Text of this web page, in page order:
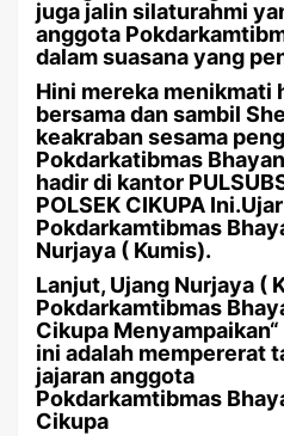
juga jalin silaturahmi
anggota
dalam suasana yang
Hini mereka menikmati
bersama dan sambil
keakraban sesama
Pokdarkatibmas
hadir di kantor
POLSEK CIKUPA
Pokdarkamtibmas
Nurjaya ( Kumis).
Lanjut, Ujang Nurjaya (
Pokdarkamtibmas
Cikupa
ini adalah mempererat
jajaran anggota
Pokdarkamtibmas
Cikupa